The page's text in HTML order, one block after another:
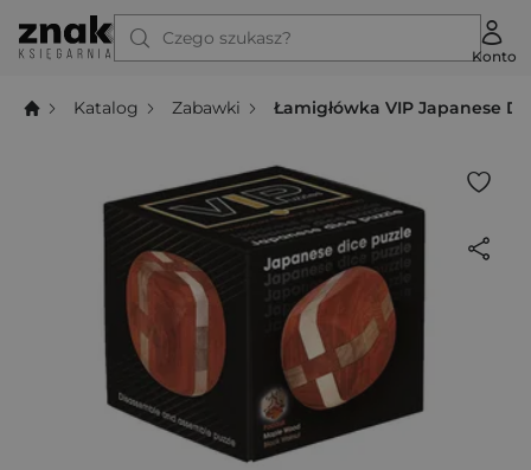
Czego szukasz?
Konto
Katalog Zabawki Łamigłówka VIP Japanese